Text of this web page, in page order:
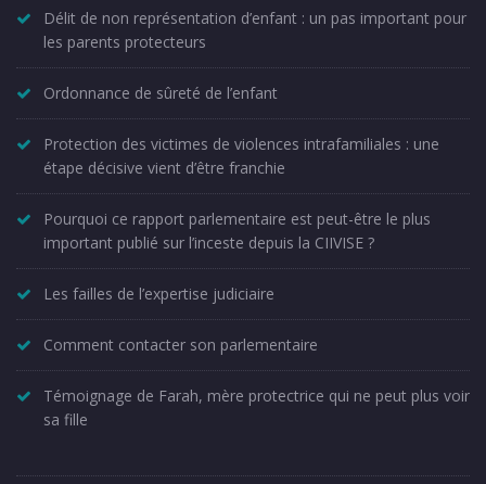
Délit de non représentation d’enfant : un pas important pour
les parents protecteurs
Ordonnance de sûreté de l’enfant
Protection des victimes de violences intrafamiliales : une
étape décisive vient d’être franchie
Pourquoi ce rapport parlementaire est peut-être le plus
important publié sur l’inceste depuis la CIIVISE ?
Les failles de l’expertise judiciaire
Comment contacter son parlementaire
Témoignage de Farah, mère protectrice qui ne peut plus voir
sa fille